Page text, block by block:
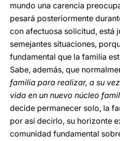
mundo una carencia
pesará posteriormente
con afectuosa solicitud, está
semejantes situaciones,
fundamental que la familia
Sabe, además, que
familia para realizar, a su
vida en un nuevo núcleo
decide permanecer solo, la
por así decirlo, su horizonte
comunidad fundamental